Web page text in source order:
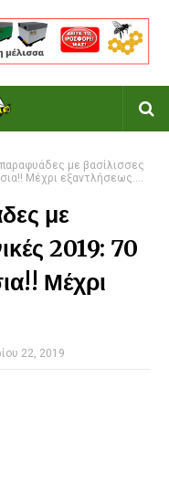
με βασίλισσες
Μέχρι εξαντλήσεως....
με
2019: 70
Μέχρι
22, 2019